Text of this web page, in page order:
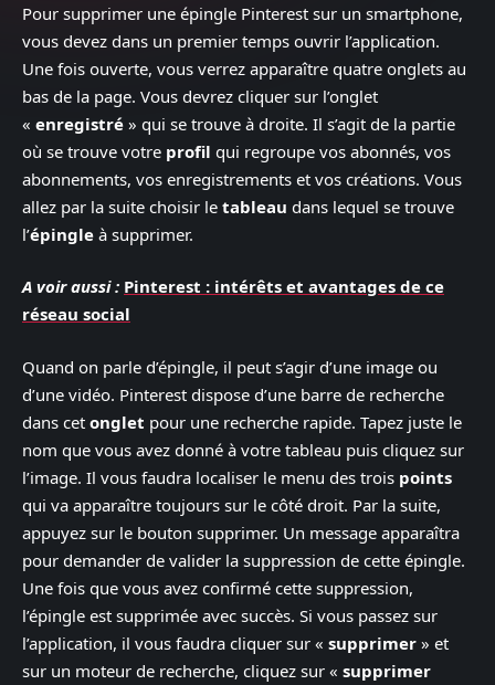
Pour supprimer une épingle Pinterest sur un smartphone,
vous devez dans un premier temps ouvrir l’application.
Une fois ouverte, vous verrez apparaître quatre onglets au
bas de la page. Vous devrez cliquer sur l’onglet
« enregistré » qui se trouve à droite. Il s’agit de la partie
où se trouve votre profil qui regroupe vos abonnés, vos
abonnements, vos enregistrements et vos créations. Vous
allez par la suite choisir le tableau dans lequel se trouve
l’épingle à supprimer.
A voir aussi : Pinterest : intérêts et avantages de ce
réseau social
Quand on parle d’épingle, il peut s’agir d’une image ou
d’une vidéo. Pinterest dispose d’une barre de recherche
dans cet onglet pour une recherche rapide. Tapez juste le
nom que vous avez donné à votre tableau puis cliquez sur
l’image. Il vous faudra localiser le menu des trois points
qui va apparaître toujours sur le côté droit. Par la suite,
appuyez sur le bouton supprimer. Un message apparaîtra
pour demander de valider la suppression de cette épingle.
Une fois que vous avez confirmé cette suppression,
l’épingle est supprimée avec succès. Si vous passez sur
l’application, il vous faudra cliquer sur « supprimer » et
sur un moteur de recherche, cliquez sur « supprimer